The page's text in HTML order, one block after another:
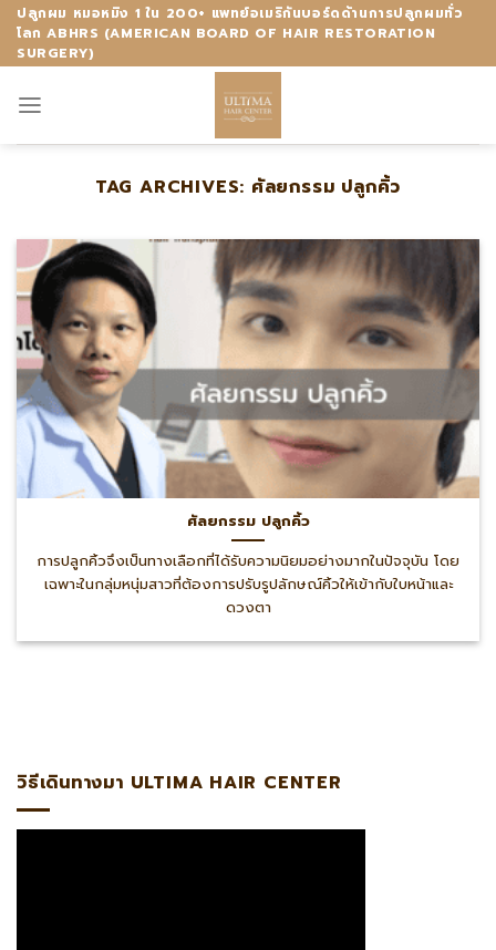
Skip
content
ปลูกผม หมอหมิง 1 ใน 200+ แพทย์อเมริกันบอร์ดด้านการปลูกผมทั่ว
โลก ABHRS (AMERICAN BOARD OF HAIR RESTORATION
SURGERY)
TAG ARCHIVES: ศัลยกรรม ปลูกคิ้ว
ศัลยกรรม ปลูกคิ้ว
การปลูกคิ้วจึงเป็นทางเลือกที่ได้รับความนิยมอย่างมากในปัจจุบัน โดย
เฉพาะในกลุ่มหนุ่มสาวที่ต้องการปรับรูปลักษณ์คิ้วให้เข้ากับใบหน้าและ
ดวงตา
วิธีเดินทางมา ULTIMA HAIR CENTER